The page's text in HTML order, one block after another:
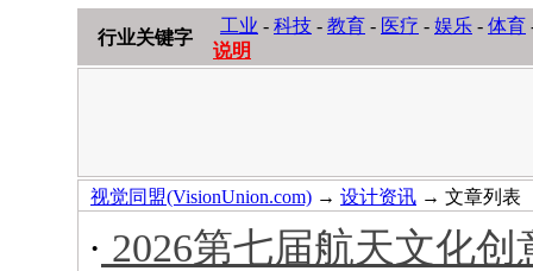
行业关键字
工业 - 科技 - 教育 - 医疗 - 娱乐 - 体育
说明
视觉同盟(VisionUnion.com) → 设计资讯 → 文章列表
· 2026第七届航天文化